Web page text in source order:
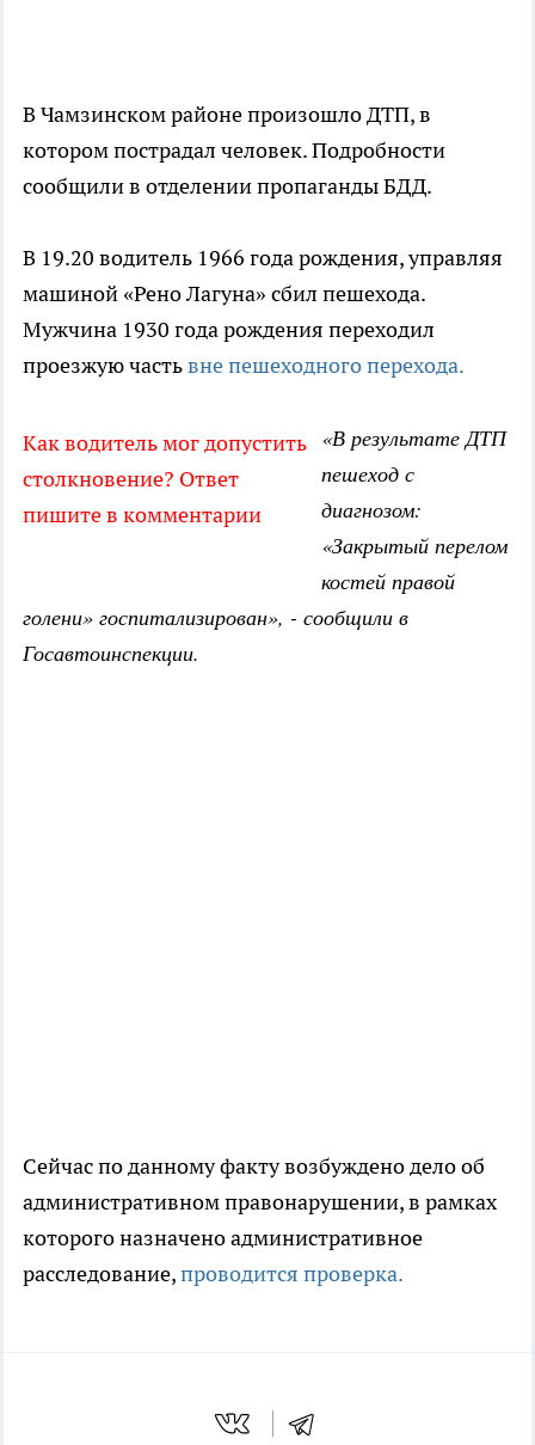
В Чамзинском районе произошло ДТП, в
котором пострадал человек. Подробности
сообщили в отделении пропаганды БДД.
В 19.20 водитель 1966 года рождения, управляя
машиной «Рено Лагуна» сбил пешехода.
Мужчина 1930 года рождения переходил
проезжую частьвне пешеходного перехода.
Как водитель мог допустить
столкновение? Ответ
пишите в комментарии
«В результате ДТП
пешеход с
диагнозом:
«Закрытый перелом
костей правой
голени» госпитализирован», - сообщили в
Госавтоинспекции.
Сейчас по данному факту возбуждено дело об
административном правонарушении, в рамках
которого назначено административное
расследование,проводится проверка.